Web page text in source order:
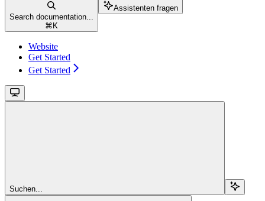
Search documentation...
⌘ K
Assistenten fragen
Website
Get Started
Get Started
Suchen...